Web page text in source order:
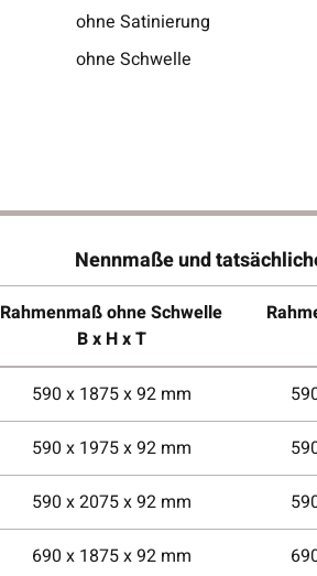
ohne Satinierung
ohne Schwelle
Nennmaße und
Rahmenmaß ohne Schwelle
B x H x T
590 x 1875 x 92 mm
590 x 1975 x 92 mm
590 x 2075 x 92 mm
690 x 1875 x 92 mm